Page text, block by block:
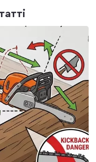
практично
отримати
покупки, каталог
найбільший
магазину можна
іншого.
користуєтеся, тоді
для
ремонтні
Штиль,